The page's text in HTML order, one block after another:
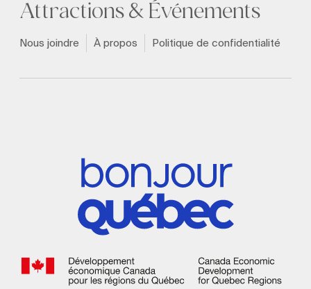
Attractions & Événements
Nous joindre À propos Politique de confidentialité